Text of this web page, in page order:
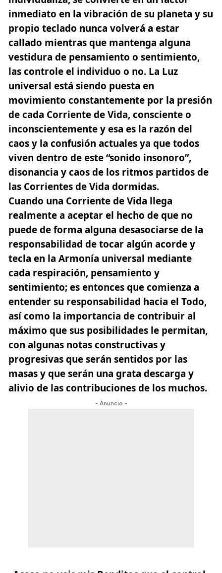
inmediato en la vibración de su planeta y su
propio teclado nunca volverá a estar
callado mientras que mantenga alguna
vestidura de pensamiento o sentimiento,
las controle el individuo o no. La Luz
universal está siendo puesta en
movimiento constantemente por la presión
de cada Corriente de Vida, consciente o
inconscientemente y esa es la razón del
caos y la confusión actuales ya que todos
viven dentro de este “sonido insonoro”,
disonancia y caos de los ritmos partidos de
las Corrientes de Vida dormidas.
Cuando una Corriente de Vida llega
realmente a aceptar el hecho de que no
puede de forma alguna desasociarse de la
responsabilidad de tocar algún acorde y
tecla en la Armonía universal mediante
cada respiración, pensamiento y
sentimiento; es entonces que comienza a
entender su responsabilidad hacia el Todo,
así como la importancia de contribuir al
máximo que sus posibilidades le permitan,
con algunas notas constructivas y
progresivas que serán sentidos por las
masasy que serán una grata descarga y
alivio de las contribuciones de los muchos.
- Anuncio -